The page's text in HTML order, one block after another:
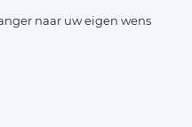
naar uw eigen wens